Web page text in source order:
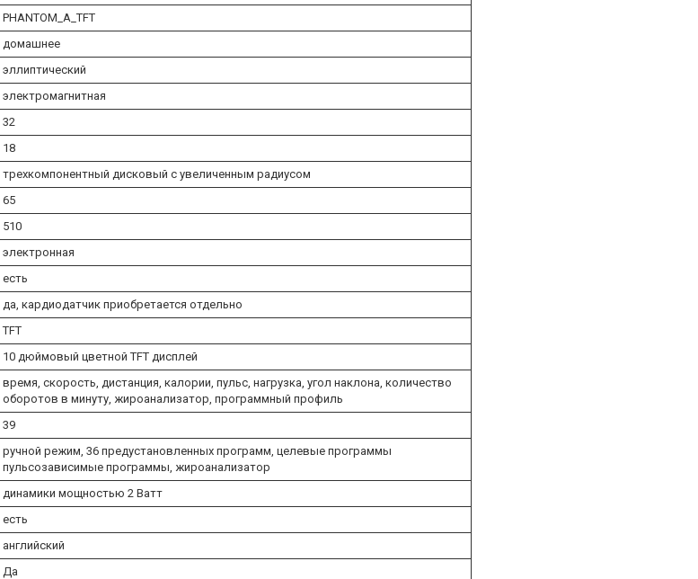
PHANTOM_A_TFT
домашнее
эллиптический
электромагнитная
32
18
трехкомпонентный дисковый с увеличенным радиусом
65
510
электронная
есть
да, кардиодатчик приобретается отдельно
TFT
10 дюймовый цветной TFT дисплей
время, скорость, дистанция, калории, пульс, нагрузка, угол наклона, количество
оборотов в минуту, жироанализатор, программный профиль
39
ручной режим, 36 предустановленных программ, целевые программы
пульсозависимые программы, жироанализатор
динамики мощностью 2 Ватт
есть
английский
Да